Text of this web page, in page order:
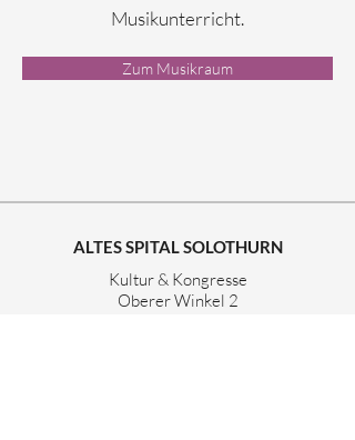
Musikunterricht.
Zum Musikraum
ALTES SPITAL SOLOTHURN
Kultur & Kongresse
Oberer Winkel 2